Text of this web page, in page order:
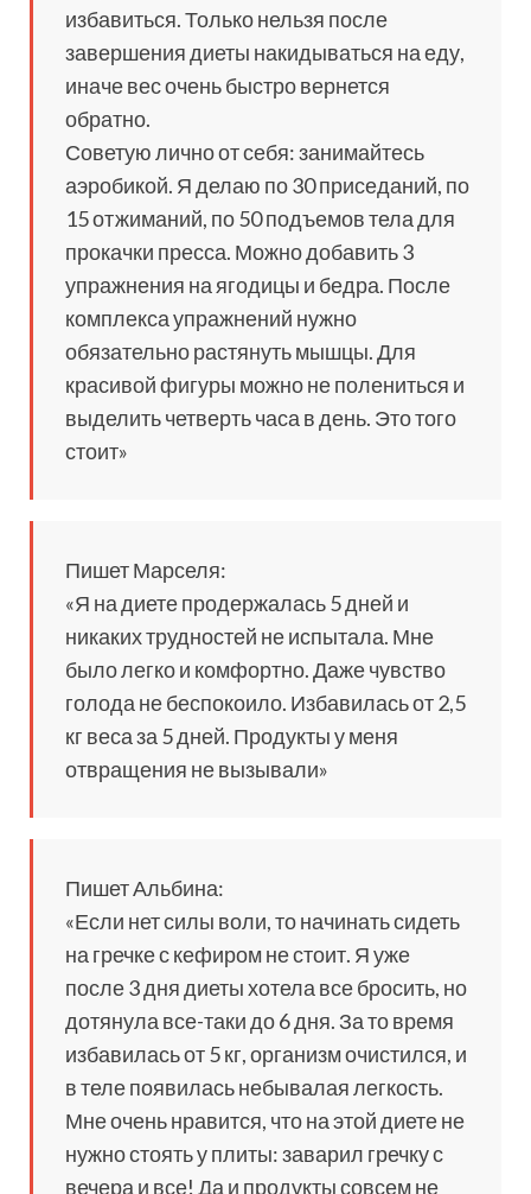
избавиться. Только нельзя после
завершения диеты накидываться на еду,
иначе вес очень быстро вернется
обратно.
Советую лично от себя: занимайтесь
аэробикой. Я делаю по 30 приседаний, по
15 отжиманий, по 50 подъемов тела для
прокачки пресса. Можно добавить 3
упражнения на ягодицы и бедра. После
комплекса упражнений нужно
обязательно растянуть мышцы. Для
красивой фигуры можно не полениться и
выделить четверть часа в день. Это того
стоит»
Пишет Марселя:
«Я на диете продержалась 5 дней и
никаких трудностей не испытала. Мне
было легко и комфортно. Даже чувство
голода не беспокоило. Избавилась от 2,5
кг веса за 5 дней. Продукты у меня
отвращения не вызывали»
Пишет Альбина:
«Если нет силы воли, то начинать сидеть
на гречке с кефиром не стоит. Я уже
после 3 дня диеты хотела все бросить, но
дотянула все-таки до 6 дня. За то время
избавилась от 5 кг, организм очистился, и
в теле появилась небывалая легкость.
Мне очень нравится, что на этой диете не
нужно стоять у плиты: заварил гречку с
вечера и все! Да и продукты совсем не